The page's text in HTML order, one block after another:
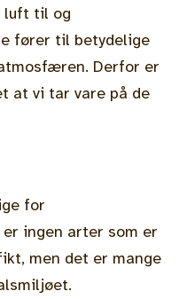
luft til og
fører til betydelige
Derfor er
at vi tar vare på de
for
ingen arter som er
men det er mange